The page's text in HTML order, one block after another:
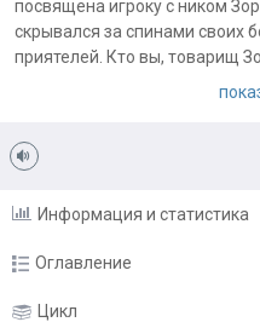
посвящена игроку с ником
скрывался за спинами своих
приятелей. Кто вы, товарищ
Примечания автора:
должен был появится, чтобы
Информация и статистика
Оглавление
Пролог
Цикл